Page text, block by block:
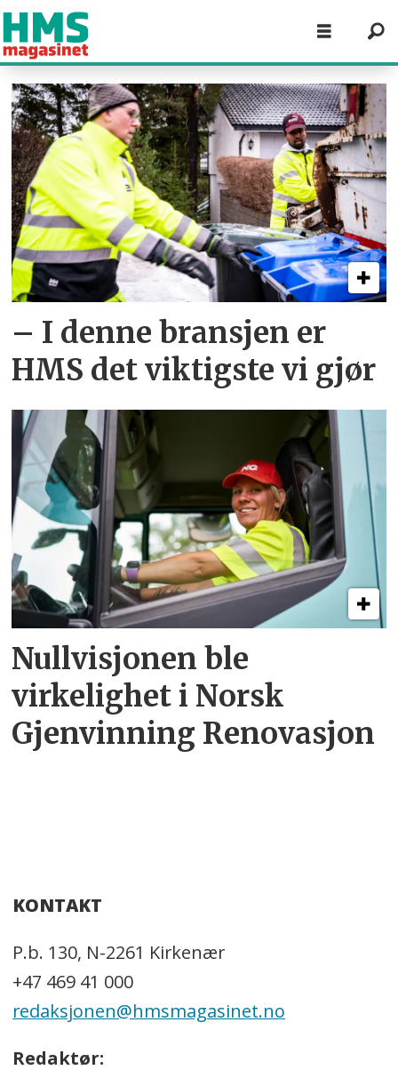
Tag:
norsk
gjenvinning
– I denne bransjen er
HMS det viktigste vi gjør
Nullvisjonen ble
virkelighet i Norsk
Gjenvinning Renovasjon
KONTAKT
P.b. 130, N-2261 Kirkenær
+47 469 41 000
redaksjonen@hmsmagasinet.no
Redaktør: